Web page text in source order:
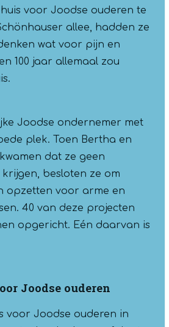
voor Joodse ouderen te
allee, hadden ze
wat voor pijn en
100 jaar allemaal zou
Joodse ondernemer met
plek. Toen Bertha en
dat ze geen
besloten ze om
opzetten voor arme en
40 van deze projecten
opgericht. Eén daarvan is
Joodse ouderen
voor Joodse ouderen in